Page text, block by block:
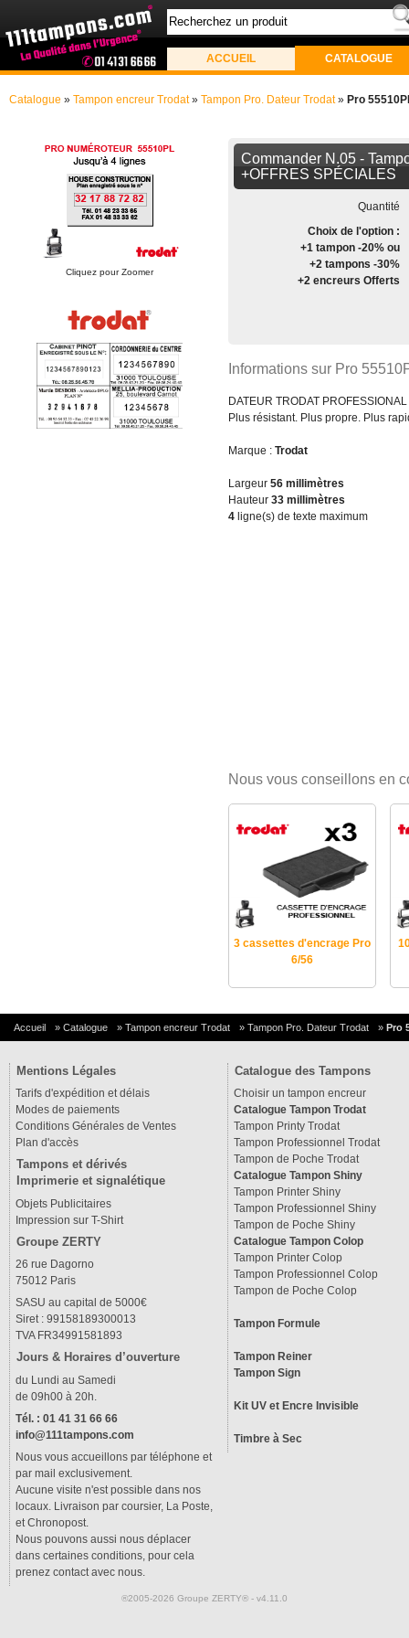
ACCUEIL CATALOGUE
Catalogue » Tampon encreur Trodat» Tampon Pro. Dateur Trodat» Pro
Cliquez pour Zoomer
Commander N.05 -
+OFFRES SPÉCIALES
Quantité
Choix de l'option :
+1 tampon -20% ou
+2 tampons -30%
+2 encreurs Offerts
Informations sur Pro
DATEUR TRODAT PROFESSIONAL
Plus résistant. Plus propre. Plus
Marque : Trodat
Largeur 56 millimètres
Hauteur 33 millimètres
4 ligne(s) de texte maximum
Nous vous conseillons en
3 cassettes d'encrage Pro
6/56
Accueil » Catalogue » Tampon encreur Trodat » Tampon Pro. Dateur Trodat » Pro
Mentions Légales
Tarifs d'expédition et délais
Modes de paiements
Conditions Générales de Ventes
Plan d'accès
Tampons et dérivés
Imprimerie et signalétique
Objets Publicitaires
Impression sur T-Shirt
Groupe ZERTY
26 rue Dagorno
75012 Paris
SASU au capital de 5000€
Siret : 99158189300013
TVA FR34991581893
Jours & Horaires d’ouverture
du Lundi au Samedi
de 09h00 à 20h.
Tél. : 01 41 31 66 66
info@111tampons.com
Nous vous accueillons par téléphone et
par mail exclusivement.
Aucune visite n'est possible dans nos
locaux. Livraison par coursier, La Poste,
et Chronopost.
Nous pouvons aussi nous déplacer
dans certaines conditions, pour cela
prenez contact avec nous.
Catalogue des Tampons
Choisir un tampon encreur
Catalogue Tampon Trodat
Tampon Printy Trodat
Tampon Professionnel Trodat
Tampon de Poche Trodat
Catalogue Tampon Shiny
Tampon Printer Shiny
Tampon Professionnel Shiny
Tampon de Poche Shiny
Catalogue Tampon Colop
Tampon Printer Colop
Tampon Professionnel Colop
Tampon de Poche Colop
Tampon Formule
Tampon Reiner
Tampon Sign
Kit UV et Encre Invisible
Timbre à Sec
®2005-2026 Groupe ZERTY® - v4.11.0